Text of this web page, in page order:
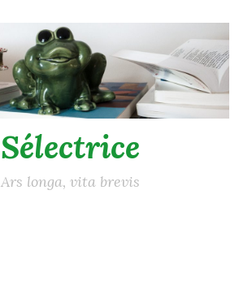
Sélectrice
Ars longa, vita brevis